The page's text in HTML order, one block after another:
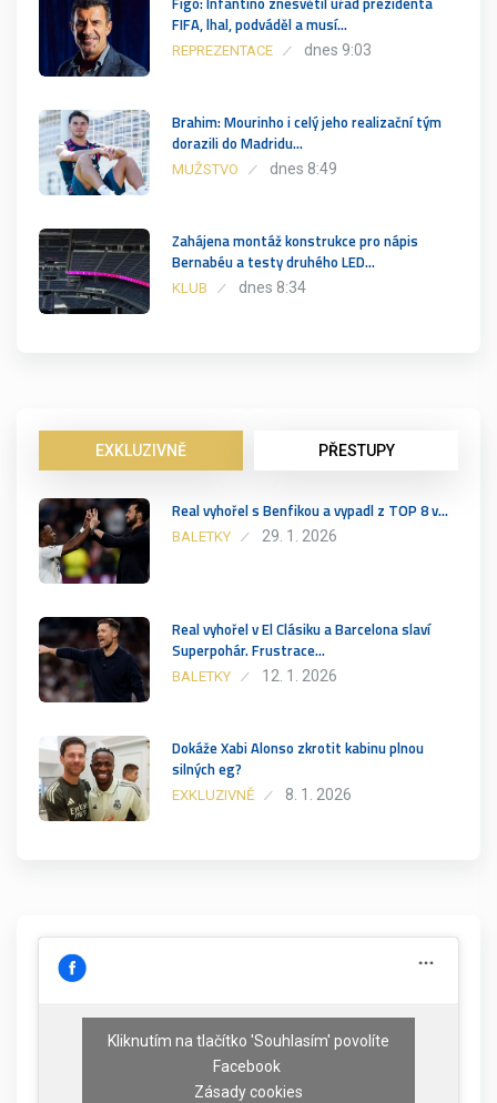
FIFA, lhal, podváděl a musí…
REPREZENTACE dnes 9:03
Brahim: Mourinho i celý jeho realizační tým
dorazili do Madridu…
MUŽSTVO dnes 8:49
Zahájena montáž konstrukce pro nápis
Bernabéu a testy druhého LED…
KLUB dnes 8:34
EXKLUZIVNĚ PŘESTUPY
Real vyhořel s Benfikou a vypadl z TOP 8 v…
BALETKY 29. 1. 2026
Real vyhořel v El Clásiku a Barcelona slaví
Superpohár. Frustrace…
BALETKY 12. 1. 2026
Dokáže Xabi Alonso zkrotit kabinu plnou
silných eg?
EXKLUZIVNĚ 8. 1. 2026
Kliknutím na tlačítko 'Souhlasím' povolíte
Facebook
Zásady cookies